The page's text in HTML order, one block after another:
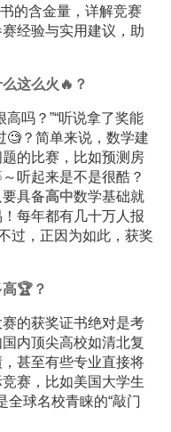
的含金量，详解竞赛
经验与实用建议，助
这么火🔥？
吗？”“听说拿了奖能
🧐？简单来说，数学建
的比赛，比如预测房
听起来是不是很酷？
具备高中数学基础就
每年都有几十万人报
过，正因为如此，获奖
🏆？
的获奖证书绝对是考
内顶尖高校如清北复
甚至有些专业直接将
赛，比如美国大学生
全球名校青睐的“敲门